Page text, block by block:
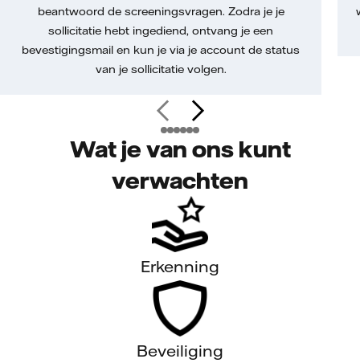
beantwoord de screeningsvragen. Zodra je je
sollicitatie hebt ingediend, ontvang je een
bevestigingsmail en kun je via je account de status
van je sollicitatie volgen.
Wat je van ons kunt
verwachten
Erkenning
Beveiliging